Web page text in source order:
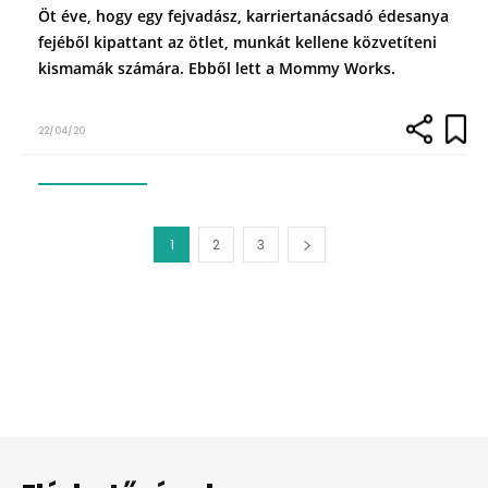
Öt éve, hogy egy fejvadász, karriertanácsadó édesanya
fejéből kipattant az ötlet, munkát kellene közvetíteni
kismamák számára. Ebből lett a Mommy Works.
22/04/20
1 2 3